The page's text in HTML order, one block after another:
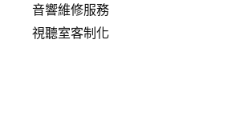
音響維修服務
視聽室客制化